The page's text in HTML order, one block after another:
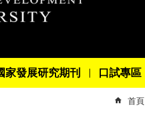
家發展研究期刊 口試專區
首頁